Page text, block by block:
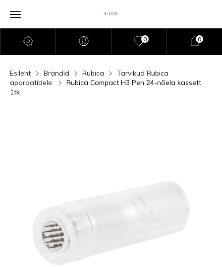
0 0
Esileht Brändid Rubica
Tarvikud Rubica
aparaatidele.
Rubica Compact H3 Pen 24-nõela kassett
1tk